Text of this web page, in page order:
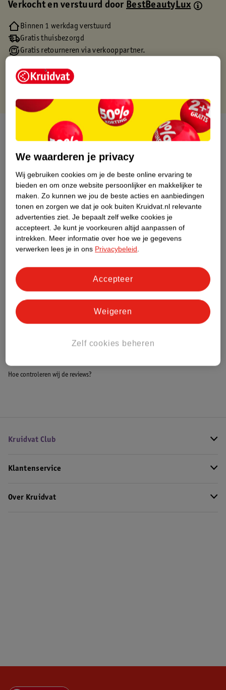
Verkocht en verstuurd doorBestBeautyLux
Binnen 1 werkdag verstuurd
Gratis thuisbezorgd
Gratis retourneren via verkooppartner.
Over dit product
Productinformatie
Etiketinformatie
Nature Impact Score
Dit product heeft (nog) geen Nature
Impact Score.
Meer informatie
Bestel & Bezorginformatie
Hoe controleren wij de reviews?
Kruidvat Club
Klantenservice
Over Kruidvat
We waarderen je privacy
Wij gebruiken cookies om je de beste online ervaring te
bieden en om onze website persoonlijker en makkelijker te
maken. Zo kunnen we jou de beste acties en aanbiedingen
tonen en zorgen we dat je ook buiten Kruidvat.nl relevante
advertenties ziet. Je bepaalt zelf welke cookies je
accepteert. Je kunt je voorkeuren altijd aanpassen of
intrekken. Meer informatie over hoe we je gegevens
verwerken lees je in ons Privacybeleid.
Zelf cookies beheren
Weigeren
Accepteer